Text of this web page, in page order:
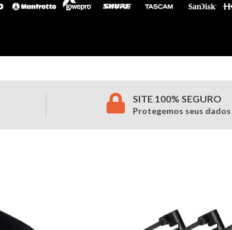
SITE 100% SEGURO
Protegemos seus dados